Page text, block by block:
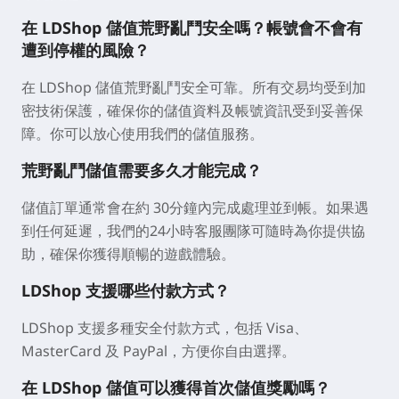
在 LDShop 儲值荒野亂鬥安全嗎？帳號會不會有
遭到停權的風險？
在 LDShop 儲值荒野亂鬥安全可靠。所有交易均受到加
密技術保護，確保你的儲值資料及帳號資訊受到妥善保
障。你可以放心使用我們的儲值服務。
荒野亂鬥儲值需要多久才能完成？
儲值訂單通常會在約 30分鐘內完成處理並到帳。如果遇
到任何延遲，我們的24小時客服團隊可隨時為你提供協
助，確保你獲得順暢的遊戲體驗。
LDShop 支援哪些付款方式？
LDShop 支援多種安全付款方式，包括 Visa、
MasterCard 及 PayPal，方便你自由選擇。
在 LDShop 儲值可以獲得首次儲值獎勵嗎？